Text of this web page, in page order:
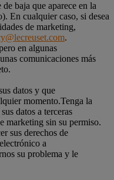
baja que aparece en la
En cualquier caso, si desea
de marketing,
.
en algunas
comunicaciones más
datos y que
momento.Tenga la
datos a terceras
marketing sin su permiso.
sus derechos de
a
su problema y le